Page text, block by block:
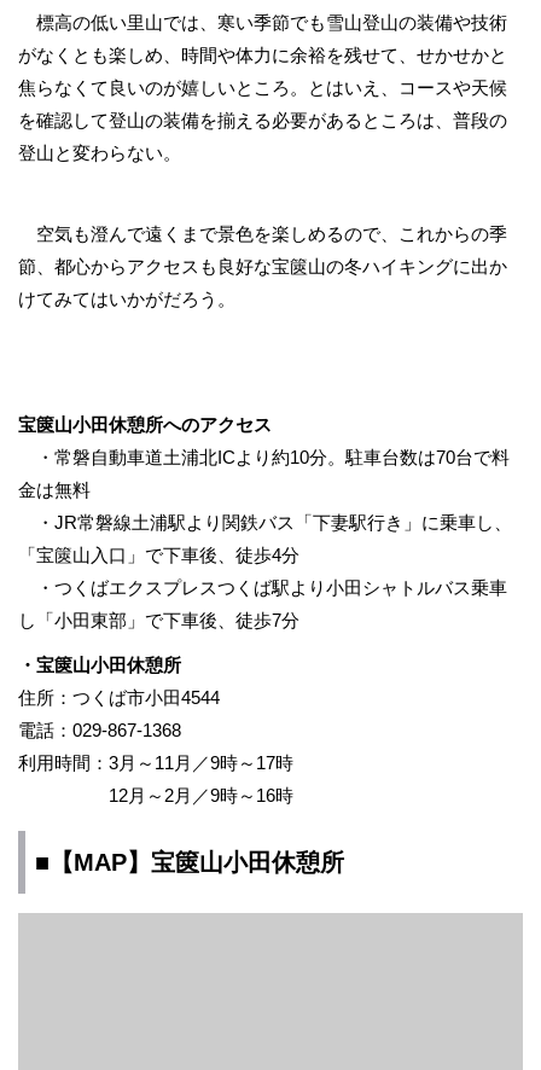
標高の低い里山では、寒い季節でも雪山登山の装備や技術
がなくとも楽しめ、時間や体力に余裕を残せて、せかせかと
焦らなくて良いのが嬉しいところ。とはいえ、コースや天候
を確認して登山の装備を揃える必要があるところは、普段の
登山と変わらない。
空気も澄んで遠くまで景色を楽しめるので、これからの季
節、都心からアクセスも良好な宝篋山の冬ハイキングに出か
けてみてはいかがだろう。
宝篋山​小田休憩所へのアクセス
・常磐自動車道土浦北ICより約10分。駐車台数は70台で料
金は無料
・JR常磐線土浦駅より関鉄バス「下妻駅行き」に乗車し、
「宝篋山入口」で下車後、徒歩4分
・つくばエクスプレスつくば駅より小田シャトルバス乗車
し「小田東部」で下車後、徒歩7分
・宝篋山​小田休憩所
住所：つくば市小田4544
電話：029-867-1368
利用時間：3月～11月／9時～17時
12月～2月／9時～16時
■【MAP】宝篋山小田休憩所